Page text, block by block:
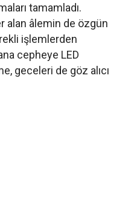
tamamladı.
alan âlemin de özgün
işlemlerden
cepheye LED
geceleri de göz alıcı